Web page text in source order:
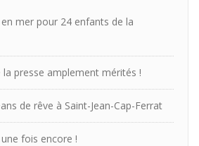
mer pour 24 enfants de la
la presse amplement mérités !
de rêve à Saint-Jean-Cap-Ferrat
fois encore !